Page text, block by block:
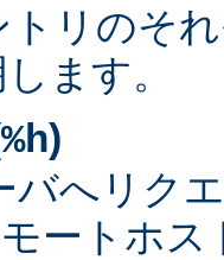
トリのそ
ます。
%h)
バへリク
ートホ